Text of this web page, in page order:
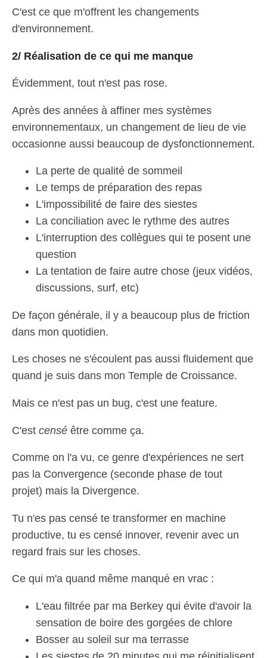
C'est ce que m'offrent les changements
d'environnement.
2/ Réalisation de ce qui me manque
Évidemment, tout n'est pas rose.
Après des années à affiner mes systèmes
environnementaux, un changement de lieu de vie
occasionne aussi beaucoup de dysfonctionnement.
La perte de qualité de sommeil
Le temps de préparation des repas
L'impossibilité de faire des siestes
La conciliation avec le rythme des autres
L'interruption des collègues qui te posent une
question
La tentation de faire autre chose (jeux vidéos,
discussions, surf, etc)
De façon générale, il y a beaucoup plus de friction
dans mon quotidien.
Les choses ne s'écoulent pas aussi fluidement que
quand je suis dans mon Temple de Croissance.
Mais ce n'est pas un bug, c'est une feature.
C'est censé être comme ça.
Comme on l'a vu, ce genre d'expériences ne sert
pas la Convergence (seconde phase de tout
projet) mais la Divergence.
Tu n'es pas censé te transformer en machine
productive, tu es censé innover, revenir avec un
regard frais sur les choses.
Ce qui m'a quand même manqué en vrac :
L'eau filtrée par ma Berkey qui évite d'avoir la
sensation de boire des gorgées de chlore
Bosser au soleil sur ma terrasse